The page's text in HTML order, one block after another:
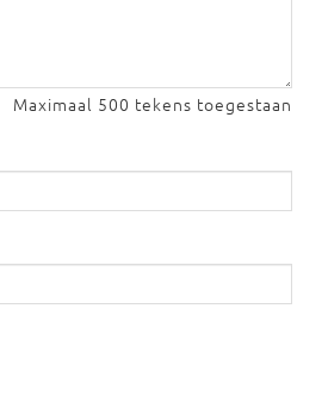
Maximaal 500 tekens toegestaan